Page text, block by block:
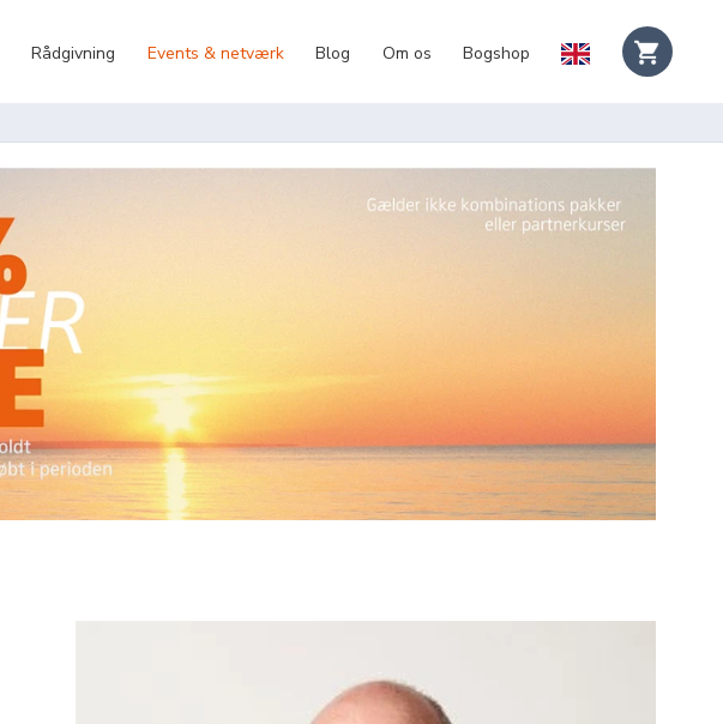
Rådgivning Events & netværk Blog Om os Bogshop